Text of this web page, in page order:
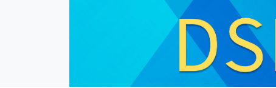
文化 財經 生活